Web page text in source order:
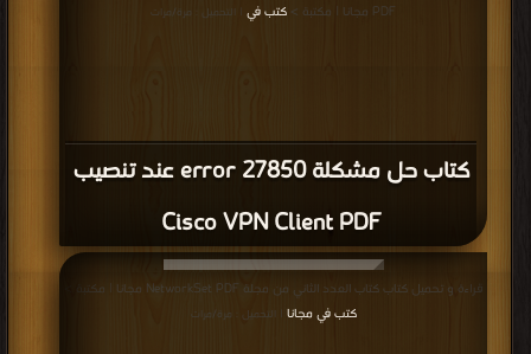
كتاب حل مشكلة error 27850 عند تنصيب
Cisco VPN Client PDF
PDF مجانا | مكتبة >
كتب في | التحميل : مرة/مرات
قراءة و تحميل كتاب كتاب العدد الثاني من مجلة NetworkSet PDF مجانا | مكتبة >
كتب في مجانا | التحميل : مرة/مرات